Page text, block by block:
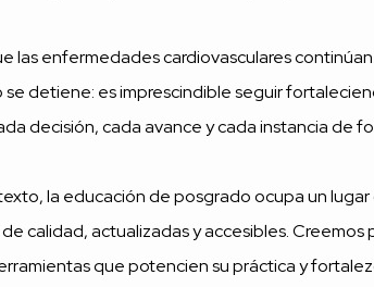
las enfermedades cardiovasculares
se detiene: es imprescindible seguir
decisión, cada avance y cada instancia de
la educación de posgrado ocupa un
calidad, actualizadas y accesibles.
que potencien su práctica y